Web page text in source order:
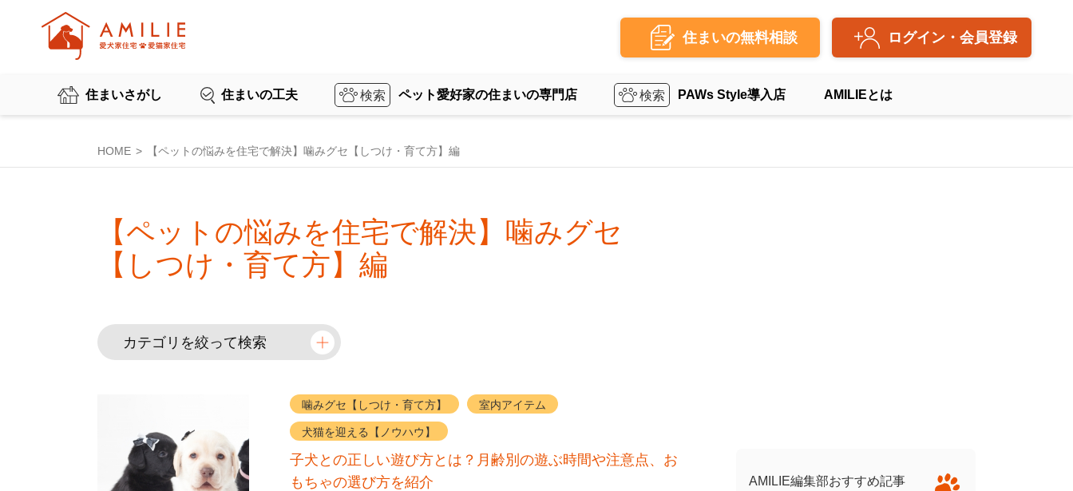
住まいの無料相談 ログイン・会員登録
住まいさがし 住まいの工夫 ペット愛好家の住まいの専門店 PAWs Style導入店 AMILIEとは
HOME 【ペットの悩みを住宅で解決】噛みグセ【しつけ・育て方】編
【ペットの悩みを住宅で解決】噛みグセ
【しつけ・育て方】編
カテゴリを絞って検索
噛みグセ【しつけ・育て方】 室内アイテム
犬猫を迎える【ノウハウ】
子犬との正しい遊び方とは？月齢別の遊ぶ時間や注意点、お
もちゃの選び方を紹介
AMILIE編集部おすすめ記事